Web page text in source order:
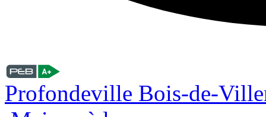
Profondeville Bois-de-